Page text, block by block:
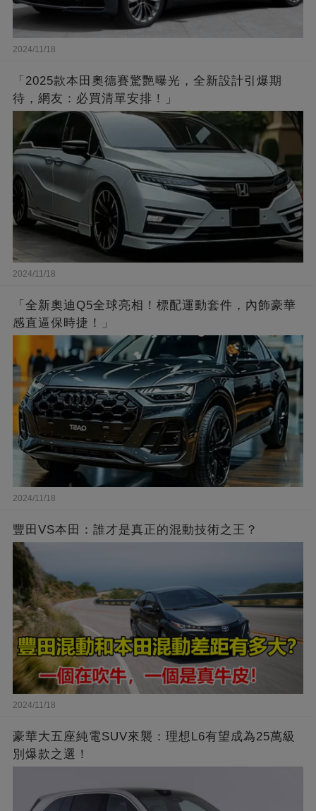
2024/11/18
「2025款本田奧德賽驚艷曝光，全新設計引爆期
待，網友：必買清單安排！」
2024/11/18
「全新奧迪Q5全球亮相！標配運動套件，內飾豪華
感直逼保時捷！」
2024/11/18
豐田VS本田：誰才是真正的混動技術之王？
2024/11/18
豪華大五座純電SUV來襲：理想L6有望成為25萬級
別爆款之選！